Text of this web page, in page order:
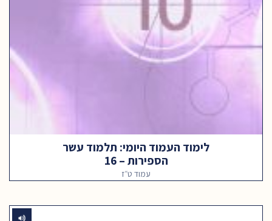
לימוד העמוד היומי: תלמוד עשר
הספירות – 16
עמוד ט״ז